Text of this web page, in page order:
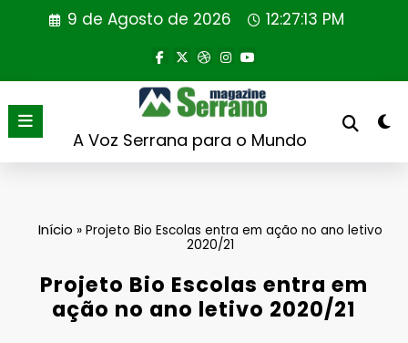
9 de Agosto de 2026 12:27:14 PM
A Voz Serrana para o Mundo
Início » Projeto Bio Escolas entra em ação no ano letivo
2020/21
Projeto Bio Escolas entra em
ação no ano letivo 2020/21